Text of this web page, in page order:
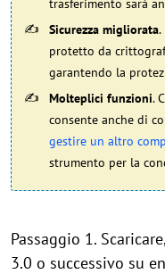
trasferimento sarà
Sicurezza migliorata.
protetto da
garantendo la
Molteplici funzioni.
consente anche di
gestire un altro
strumento per la
Passaggio 1.
3.0 o successivo su